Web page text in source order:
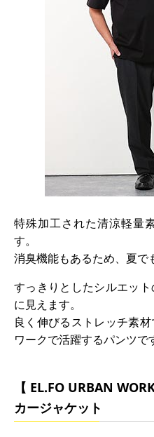
特殊加工された清涼軽量
す。
消臭機能もあるため、夏で
すっきりとしたシルエッ
に見えます。
良く伸びるストレッチ素
ワークで活躍するパンツで
【 EL.FO URBAN
カージャケット